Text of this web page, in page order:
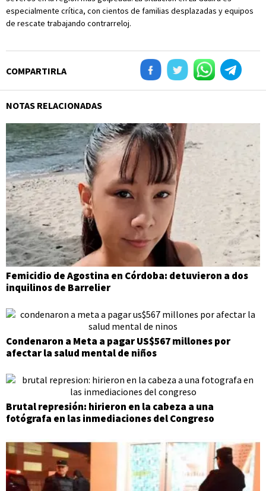
especialmente crítica, con cientos de familias desplazadas y equipos
de rescate trabajando contrarreloj.
COMPARTIRLA
NOTAS RELACIONADAS
Femicidio de Agostina en Córdoba: detuvieron a dos
inquilinos de Barrelier
Condenaron a Meta a pagar US$567 millones por
afectar la salud mental de niños
Brutal represión: hirieron en la cabeza a una
fotógrafa en las inmediaciones del Congreso